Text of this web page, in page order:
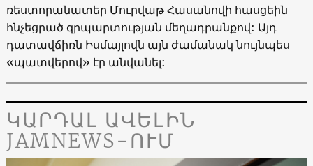
ռեստորանատեր Մուրվաթ Հասանովի հասցեին
հնչեցրած զրպարտության մեղադրանքով: Այդ
դատավճիռն Իսմայլովն այն ժամանակ նույնպես
«պատվերով» էր անվանել:
ԿԱՐԴԱԼ ԱՎԵԼԻՆ
JAMNEWS-ՈՒՄ